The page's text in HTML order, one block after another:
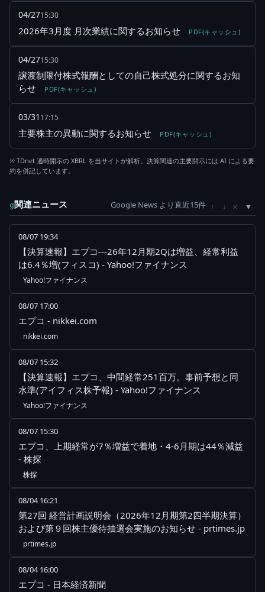
04/2715:30
2026年3月度 月次業績に関するお知らせ PDF(キャッシュ)
04/2715:30
譲渡制限付株式報酬としての自己株式処分に関するお知
らせ
PDF(キャッシュ)
03/31 17:15
主要株主の異動に関するお知らせ PDF(キャッシュ)
※ TDnet 適時開示の XBRL を当サイトが解析。決算関連の主要開示には AI による要
約を併記しています。
g関連ニュース Google News より直近15件 ↑ ↓ ×
08/07 19:34
【決算速報】エプコ---26年12月期2Qは増益、経常利益
は6.4％増(フィスコ) - Yahoo!ファイナンス
Yahoo!ファイナンス
08/07 17:00
エプコ - nikkei.com
nikkei.com
08/07 15:32
【決算速報】エプコ、中間経常251百万。事前予想と同
水準(アイフィス株予報) - Yahoo!ファイナンス
Yahoo!ファイナンス
08/07 15:30
エプコ、上期経常が7％増益で着地・4-6月期は44％減益
- 株探
株探
08/04 16:21
第27回 経営計画説明会（2026年12月期第2四半期決算）
および第９回株主優待抽選会実施のお知らせ - prtimes.jp
prtimes.jp
08/04 16:00
エプコ - 日本経済新聞